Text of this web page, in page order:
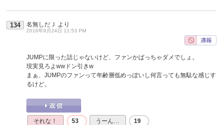
134 名無しだＪ より
2016年9月24日 11:53 PM
JUMPに限った話じゃないけど、ファンかばっちゃダメでしょ。
現実見ろよwwドン引きw
まぁ、JUMPのファンって年齢層低めっぽいし何言っても無駄な感じす
るけど。
それな！ 53 うーん… 19